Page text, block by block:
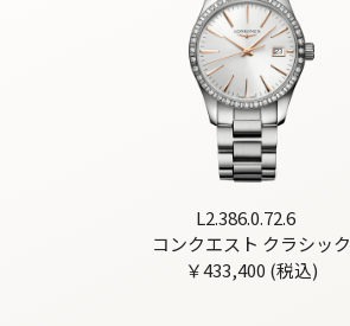
L2.386.0.72.6
コンクエスト クラシック
￥433,400 (税込)